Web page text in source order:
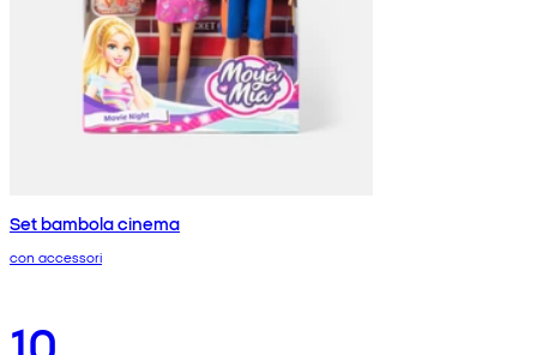
Set bambola cinema
con accessori
10